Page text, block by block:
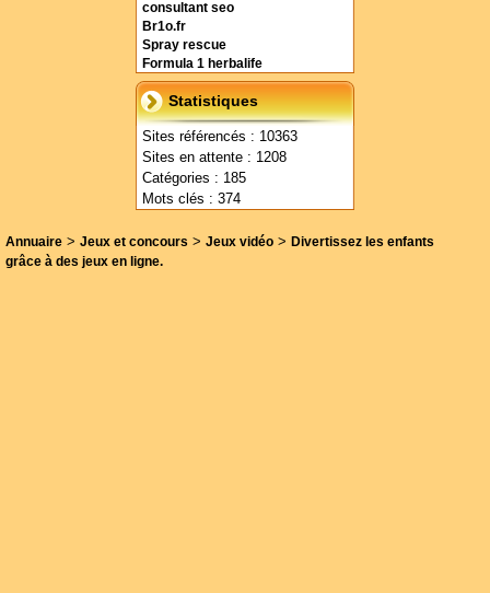
consultant seo
Br1o.fr
Spray rescue
Formula 1 herbalife
Statistiques
Sites référencés : 10363
Sites en attente : 1208
Catégories : 185
Mots clés : 374
Annuaire > Jeux et concours > Jeux vidéo > Divertissez les enfants
grâce à des jeux en ligne.